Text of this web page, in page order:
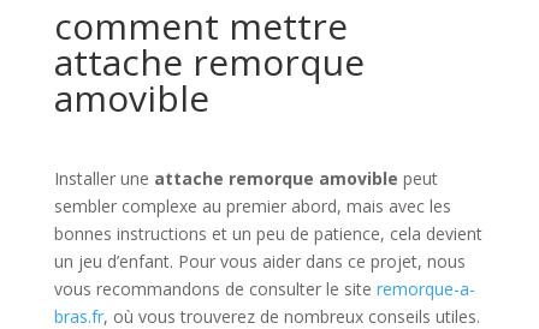
comment mettre
attache remorque
amovible
Installer une attache remorque amovible peut
sembler complexe au premier abord, mais avec les
bonnes instructions et un peu de patience, cela devient
un jeu d’enfant. Pour vous aider dans ce projet, nous
vous recommandons de consulter le site remorque-a-
bras.fr, où vous trouverez de nombreux conseils utiles.